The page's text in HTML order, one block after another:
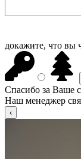
докажите, что вы
Спасибо за Ваше
Наш менеджер